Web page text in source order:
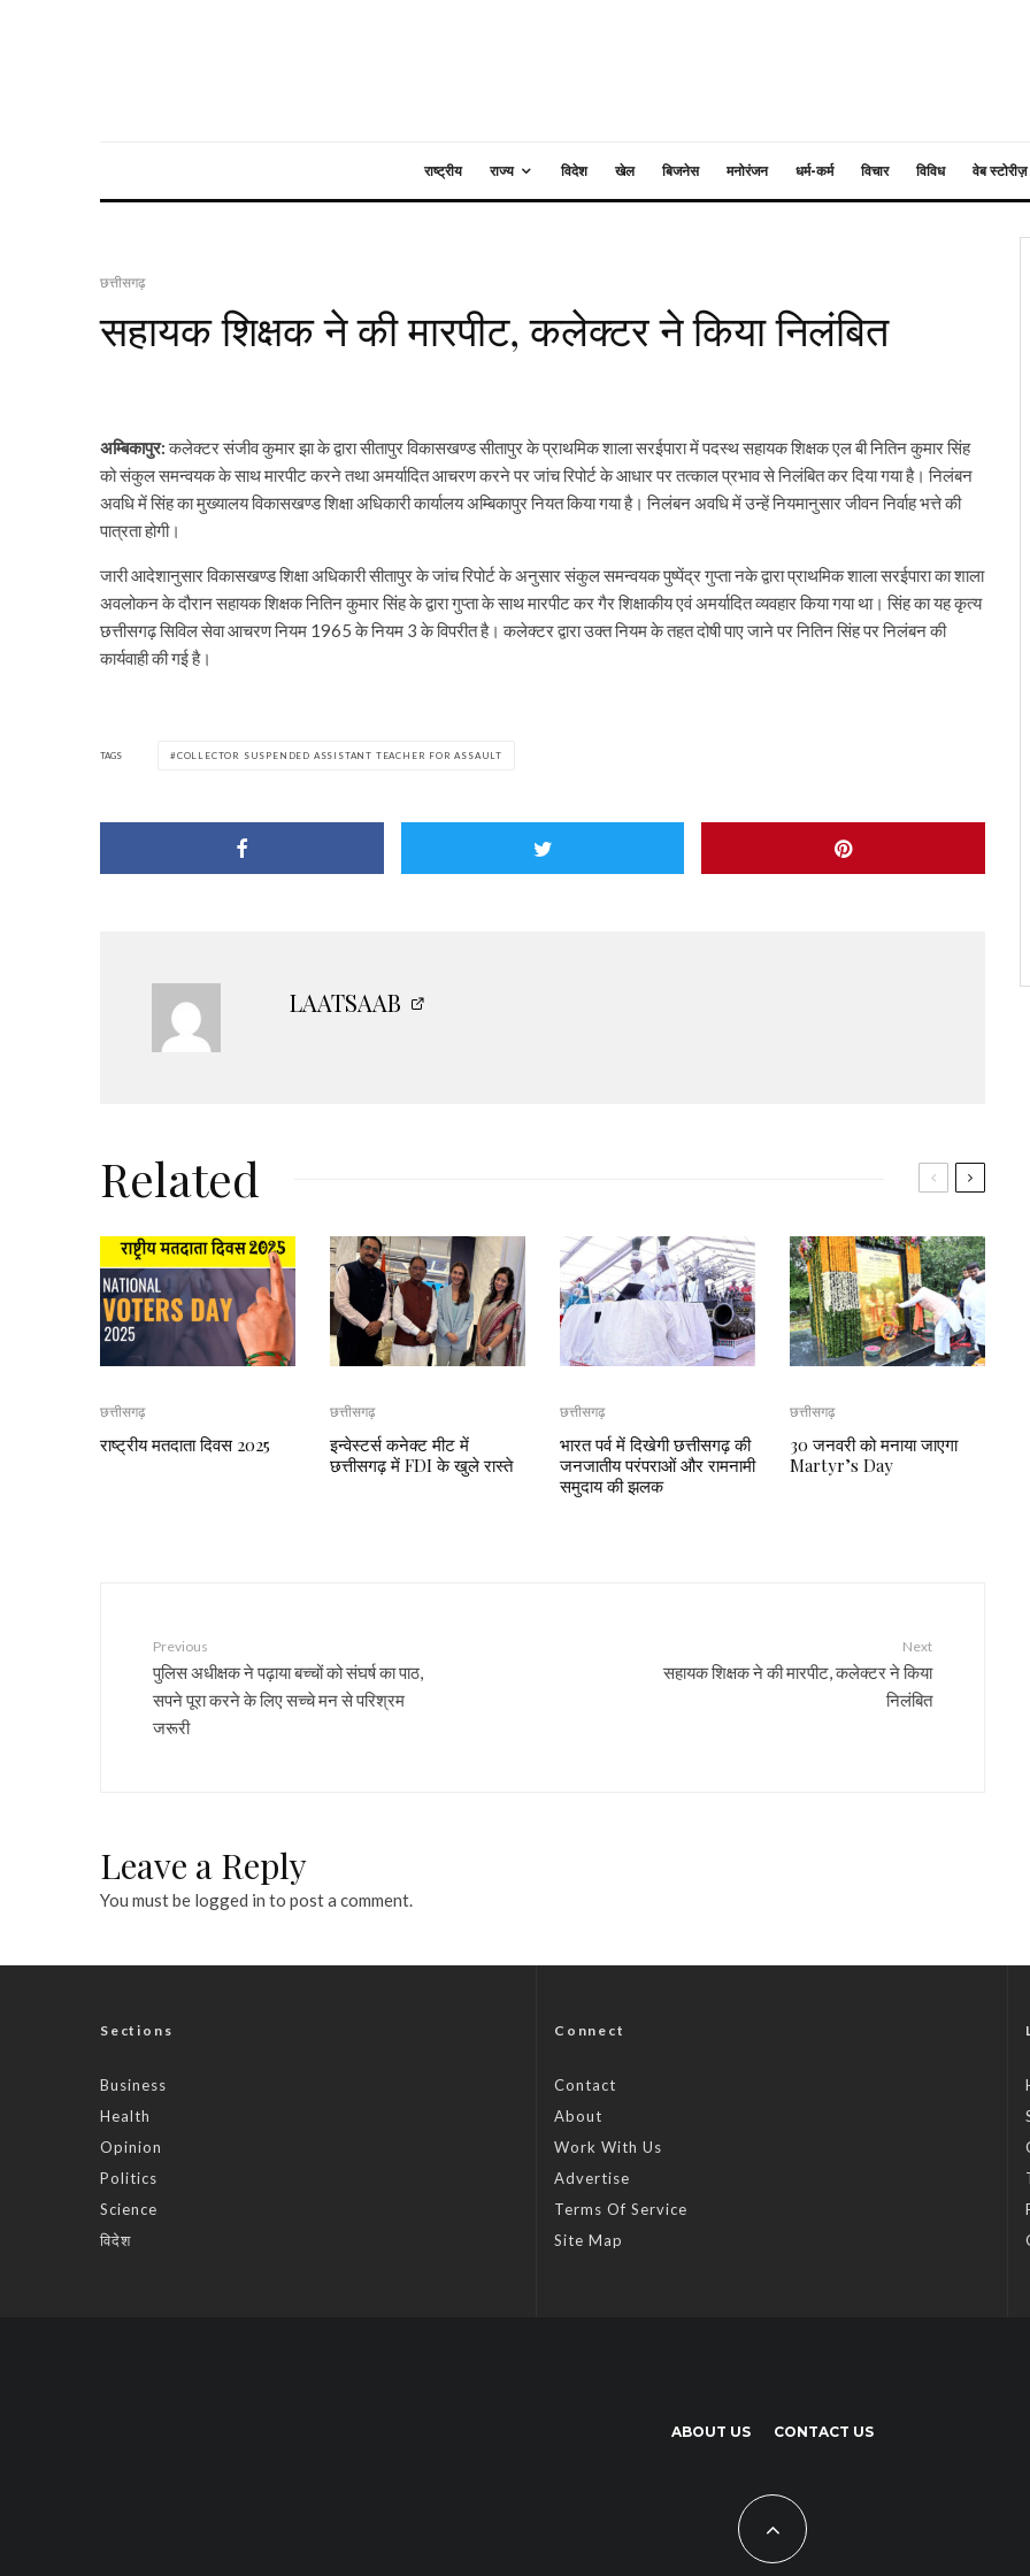
राष्ट्रीय राज्य विदेश खेल बिजनेस मनोरंजन धर्म-कर्म विचार विविध वेब स्टोरीज़
छत्तीसगढ़
सहायक शिक्षक ने की मारपीट, कलेक्टर ने किया निलंबित
अम्बिकापुर:कलेक्टर संजीव कुमार झा के द्वारा सीतापुर विकासखण्ड सीतापुर के प्राथमिक शाला सरईपारा में पदस्थ सहायक शिक्षक एल बी नितिन कुमार सिंह
को संकुल समन्वयक के साथ मारपीट करने तथा अमर्यादित आचरण करने पर जांच रिपोर्ट के आधार पर तत्काल प्रभाव से निलंबित कर दिया गया है। निलंबन
अवधि में सिंह का मुख्यालय विकासखण्ड शिक्षा अधिकारी कार्यालय अम्बिकापुर नियत किया गया है। निलंबन अवधि में उन्हें नियमानुसार जीवन निर्वाह भत्ते की
पात्रता होगी।
जारी आदेशानुसार विकासखण्ड शिक्षा अधिकारी सीतापुर के जांच रिपोर्ट के अनुसार संकुल समन्वयक पुष्पेंद्र गुप्ता नके द्वारा प्राथमिक शाला सरईपारा का शाला
अवलोकन के दौरान सहायक शिक्षक नितिन कुमार सिंह के द्वारा गुप्ता के साथ मारपीट कर गैर शिक्षाकीय एवं अमर्यादित व्यवहार किया गया था। सिंह का यह कृत्य
छत्तीसगढ़ सिविल सेवा आचरण नियम 1965 के नियम 3 के विपरीत है। कलेक्टर द्वारा उक्त नियम के तहत दोषी पाए जाने पर नितिन सिंह पर निलंबन की
कार्यवाही की गई है।
TAGS COLLECTOR SUSPENDED ASSISTANT TEACHER FOR ASSAULT
LAATSAAB
Related
छत्तीसगढ़
राष्ट्रीय मतदाता दिवस 2025
छत्तीसगढ़
इन्वेस्टर्स कनेक्ट मीट में
छत्तीसगढ़ में FDI के खुले रास्ते
छत्तीसगढ़
भारत पर्व में दिखेगी छत्तीसगढ़ की
जनजातीय परंपराओं और रामनामी
समुदाय की झलक
छत्तीसगढ़
30 जनवरी को मनाया जाएगा
Martyr’s Day
Previous
पुलिस अधीक्षक ने पढ़ाया बच्चों को संघर्ष का पाठ,
सपने पूरा करने के लिए सच्चे मन से परिश्रम
जरूरी
Next
सहायक शिक्षक ने की मारपीट, कलेक्टर ने किया
निलंबित
Leave a Reply
You must be logged in to post a comment.
Sections
Business
Health
Opinion
Politics
Science
विदेश
Connect
Contact
About
Work With Us
Advertise
Terms Of Service
Site Map
ABOUT US CONTACT US